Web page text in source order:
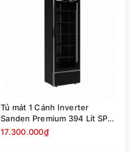
Tủ mát 1 Cánh Inverter
Sanden Premium 394 Lít SPB-
0500P
17.300.000₫